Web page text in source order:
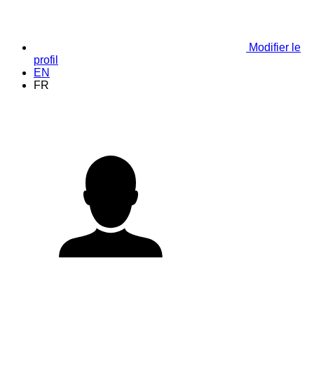
Modifier le
profil
EN
FR